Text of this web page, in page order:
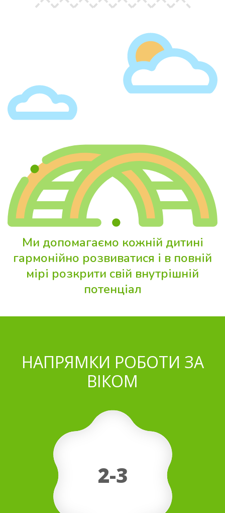
Ми допомагаємо кожній дитині
гармонійно розвиватися і в повній
мірі розкрити свій внутрішній
потенціал
НАПРЯМКИ РОБОТИ ЗА
ВІКОМ
2-3